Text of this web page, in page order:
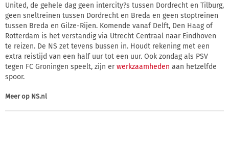
United, de gehele dag geen intercity?s tussen Dordrecht en Tilburg,
geen sneltreinen tussen Dordrecht en Breda en geen stoptreinen
tussen Breda en Gilze-Rijen. Komende vanaf Delft, Den Haag of
Rotterdam is het verstandig via Utrecht Centraal naar Eindhoven
te reizen. De NS zet tevens bussen in. Houdt rekening met een
extra reistijd van een half uur tot een uur. Ook zondag als PSV
tegen FC Groningen speelt, zijn erwerkzaamheden aan hetzelfde
spoor.
Meer op NS.nl